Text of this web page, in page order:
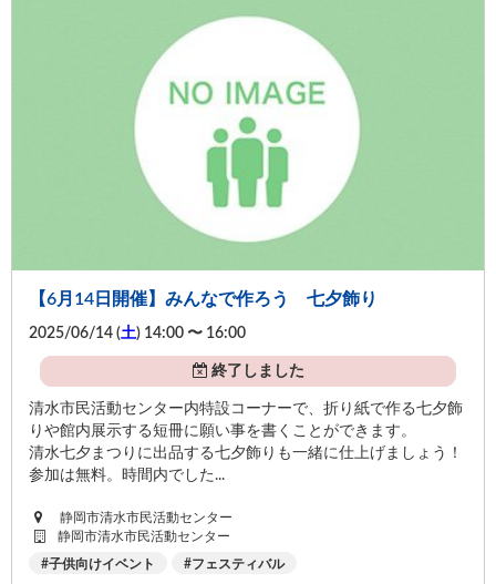
【6月14日開催】みんなで作ろう 七夕飾り
2025/06/14 (土) 14:00 〜 16:00
終了しました
清水市民活動センター内特設コーナーで、折り紙で作る七夕飾
りや館内展示する短冊に願い事を書くことができます。
清水七夕まつりに出品する七夕飾りも一緒に仕上げましょう！
参加は無料。時間内でした...
静岡市清水市民活動センター
静岡市清水市民活動センター
子供向けイベント フェスティバル